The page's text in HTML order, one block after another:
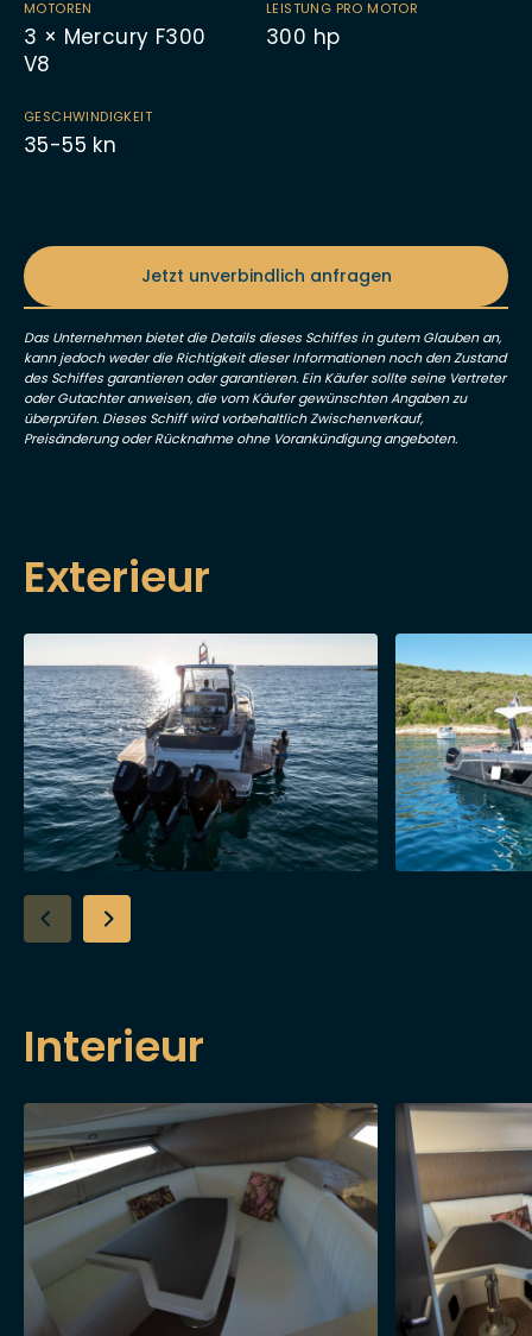
MOTOREN
3 × Mercury F300
V8
LEISTUNG PRO MOTOR
300 hp
GESCHWINDIGKEIT
35-55 kn
Jetzt unverbindlich anfragen
Das Unternehmen bietet die Details dieses Schiffes in gutem Glauben an,
kann jedoch weder die Richtigkeit dieser Informationen noch den Zustand
des Schiffes garantieren oder garantieren. Ein Käufer sollte seine Vertreter
oder Gutachter anweisen, die vom Käufer gewünschten Angaben zu
überprüfen. Dieses Schiff wird vorbehaltlich Zwischenverkauf,
Preisänderung oder Rücknahme ohne Vorankündigung angeboten.
Exterieur
Interieur